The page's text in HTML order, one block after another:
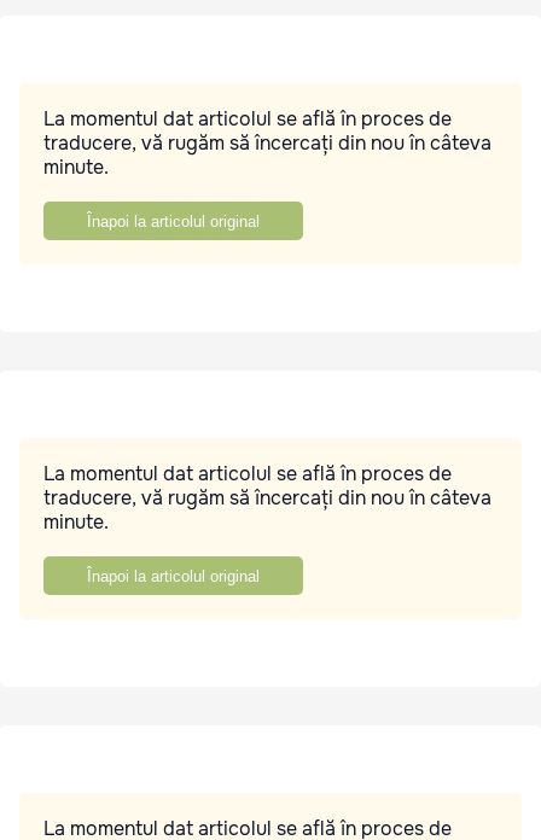
La momentul dat articolul se află în proces de
traducere, vă rugăm să încercați din nou în câteva
minute.
Înapoi la articolul original
La momentul dat articolul se află în proces de
traducere, vă rugăm să încercați din nou în câteva
minute.
Înapoi la articolul original
La momentul dat articolul se află în proces de